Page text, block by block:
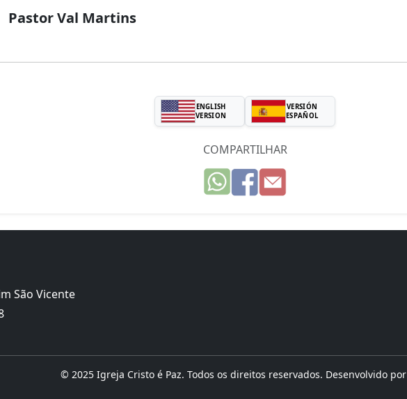
Pastor Val Martins
ENGLISH
VERSION
VERSIÓN
ESPAÑOL
COMPARTILHAR
São Vicente
© 2025 Igreja Cristo é Paz. Todos os direitos reservados. Desenvolvido por